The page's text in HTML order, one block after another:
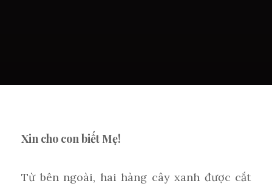
Xin cho con biết Mẹ!
Từ bên ngoài, hai hàng cây xanh được cắt